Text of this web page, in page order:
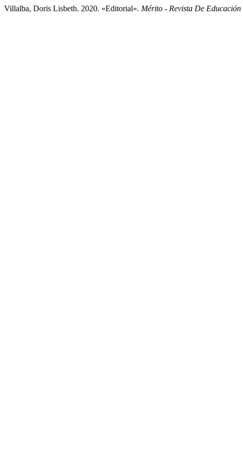
Villalba, Doris Lisbeth. 2020. «Editorial». Mérito - Revista De Educación